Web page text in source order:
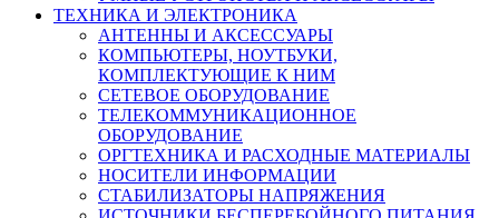
ТЕХНИКА И ЭЛЕКТРОНИКА
АНТЕННЫ И АКСЕССУАРЫ
КОМПЬЮТЕРЫ, НОУТБУКИ,
КОМПЛЕКТУЮЩИЕ К НИМ
СЕТЕВОЕ ОБОРУДОВАНИЕ
ТЕЛЕКОММУНИКАЦИОННОЕ
ОБОРУДОВАНИЕ
ОРГТЕХНИКА И РАСХОДНЫЕ МАТЕРИАЛЫ
НОСИТЕЛИ ИНФОРМАЦИИ
СТАБИЛИЗАТОРЫ НАПРЯЖЕНИЯ